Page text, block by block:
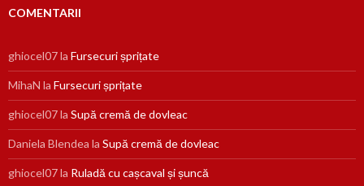
COMENTARII
ghiocel07la Fursecuri șprițate
MihaN la Fursecuri șprițate
ghiocel07la Supă cremă de dovleac
Daniela Blendea la Supă cremă de dovleac
ghiocel07la Ruladă cu cașcaval și șuncă